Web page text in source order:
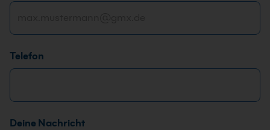
Telefon
Deine Nachricht